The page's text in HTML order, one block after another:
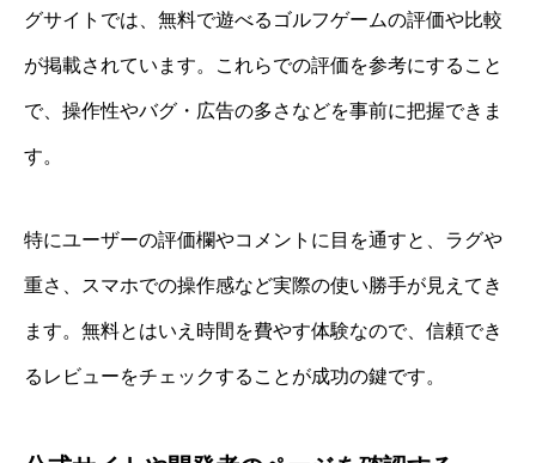
グサイトでは、無料で遊べるゴルフゲームの評価や比較
が掲載されています。これらでの評価を参考にすること
で、操作性やバグ・広告の多さなどを事前に把握できま
す。
特にユーザーの評価欄やコメントに目を通すと、ラグや
重さ、スマホでの操作感など実際の使い勝手が見えてき
ます。無料とはいえ時間を費やす体験なので、信頼でき
るレビューをチェックすることが成功の鍵です。